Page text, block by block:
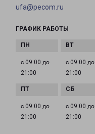
ufa@pecom.ru
ГРАФИК РАБОТЫ
с 09:00 до
21:00
с 09:00 до
21:00
с 09:00 до
21:00
с 09:00 до
21:00